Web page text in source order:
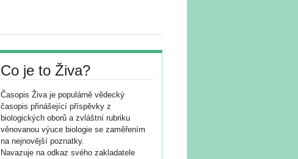
Co je to Živa?
Časopis Živa je populárně vědecký
časopis přinášející příspěvky z
biologických oborů a zvláštní rubriku
věnovanou výuce biologie se zaměřením
na nejnovější poznatky.
Navazuje na odkaz svého zakladatele